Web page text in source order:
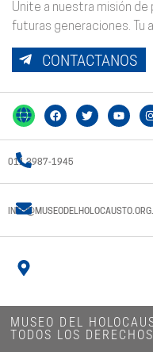
Unite a nuestra misión de
futuras generaciones. Tu
CONTACTANOS
011 3987-1945
MUSEO DEL
TODOS LOS